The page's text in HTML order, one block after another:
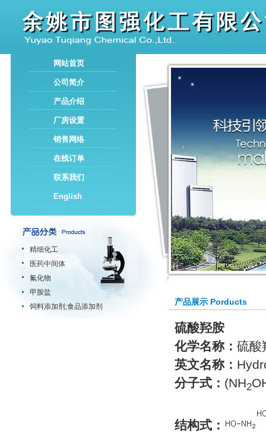
网站首页
公司简介
产品介绍
厂房设置
销售网络
在线订单
联系我们
English
精细化工
医药中间体
氟化物
甲胺盐
饲料添加剂;食品添加剂
产品展示 Porducts
硫酸羟胺
化学名称： 硫酸
英文名称：
分子式： (NH2
结构式：